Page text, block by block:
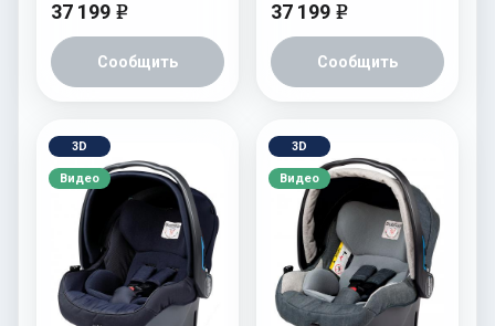
37 199 e
Сообщить
37 199 e
Сообщить
3D
Видео
3D
Видео